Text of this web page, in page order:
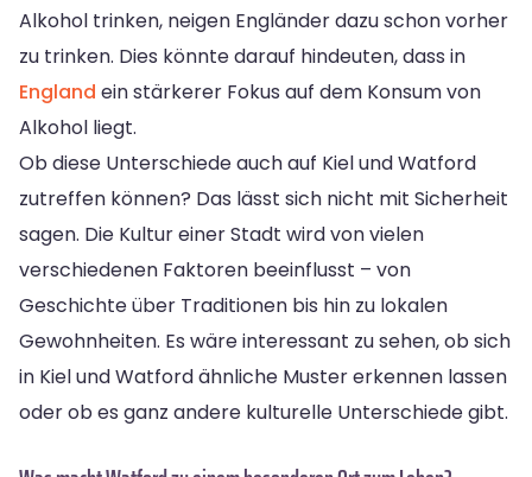
Alkohol trinken, neigen Engländer dazu schon vorher
zu trinken. Dies könnte darauf hindeuten, dass in
England ein stärkerer Fokus auf dem Konsum von
Alkohol liegt.
Ob diese Unterschiede auch auf Kiel und Watford
zutreffen können? Das lässt sich nicht mit Sicherheit
sagen. Die Kultur einer Stadt wird von vielen
verschiedenen Faktoren beeinflusst – von
Geschichte über Traditionen bis hin zu lokalen
Gewohnheiten. Es wäre interessant zu sehen, ob sich
in Kiel und Watford ähnliche Muster erkennen lassen
oder ob es ganz andere kulturelle Unterschiede gibt.